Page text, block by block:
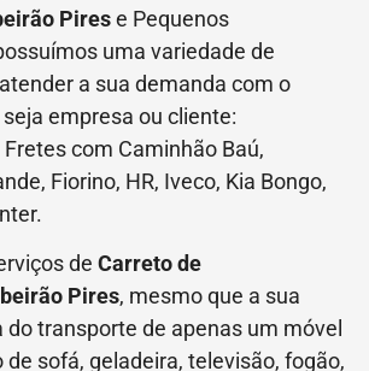
Pirese Pequenos
uma variedade de
a sua demanda com o
empresa ou cliente:
com Caminhão Baú,
Fiorino, HR, Iveco, Kia Bongo,
de Carreto de
Pires, mesmo que a sua
transporte de apenas um móvel
de sofá, geladeira, televisão, fogão,